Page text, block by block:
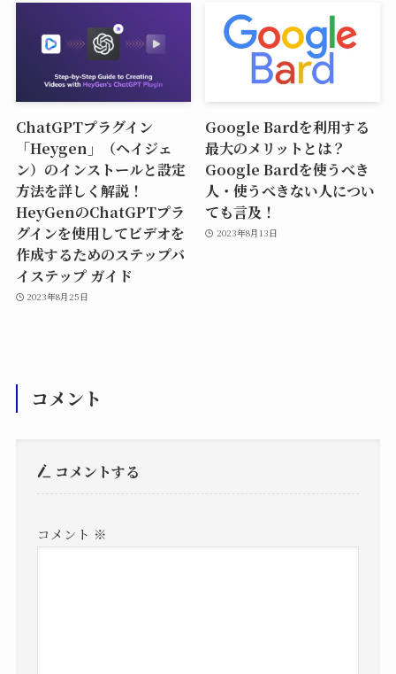
ChatGPTプラグイン
「Heygen」（ヘイジェ
ン）のインストールと設定
方法を詳しく解説！
HeyGenのChatGPTプラ
グインを使用してビデオを
作成するためのステップバ
イステップ ガイド
2023年8月25日
Google Bardを利用する
最大のメリットとは？
Google Bardを使うべき
人・使うべきない人につい
ても言及！
2023年8月13日
コメント
コメントする
コメント ※